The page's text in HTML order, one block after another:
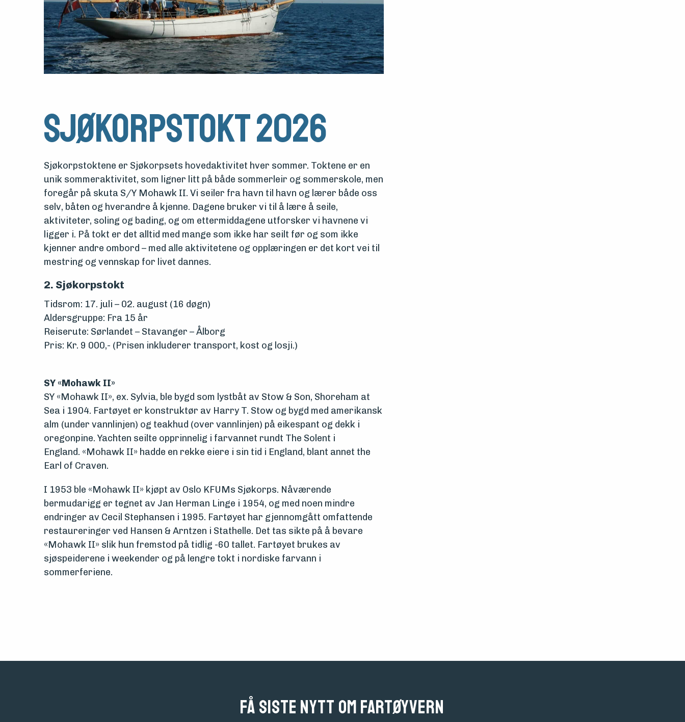
Sjøkorpstokt 2026
Sjøkorpstoktene er Sjøkorpsets hovedaktivitet hver sommer. Toktene er en
unik sommeraktivitet, som ligner litt på både sommerleir og sommerskole, men
foregår på skuta S/Y Mohawk II. Vi seiler fra havn til havn og lærer både oss
selv, båten og hverandre å kjenne. Dagene bruker vi til å lære å seile,
aktiviteter, soling og bading, og om ettermiddagene utforsker vi havnene vi
ligger i. På tokt er det alltid med mange som ikke har seilt før og som ikke
kjenner andre ombord – med alle aktivitetene og opplæringen er det kort vei til
mestring og vennskap for livet dannes.
2. Sjøkorpstokt
Tidsrom: 17. juli – 02. august (16 døgn)
Aldersgruppe: Fra 15 år
Reiserute: Sørlandet – Stavanger – Ålborg
Pris: Kr. 9 000,- (Prisen inkluderer transport, kost og losji.)
SY «Mohawk II»
SY «Mohawk II», ex. Sylvia, ble bygd som lystbåt av Stow & Son, Shoreham at
Sea i 1904. Fartøyet er konstruktør av Harry T. Stow og bygd med amerikansk
alm (under vannlinjen) og teakhud (over vannlinjen) på eikespant og dekk i
oregonpine. Yachten seilte opprinnelig i farvannet rundt The Solent i
England. «Mohawk II» hadde en rekke eiere i sin tid i England, blant annet the
Earl of Craven.
I 1953 ble «Mohawk II» kjøpt av Oslo KFUMs Sjøkorps. Nåværende
bermudarigg er tegnet av Jan Herman Linge i 1954, og med noen mindre
endringer av Cecil Stephansen i 1995. Fartøyet har gjennomgått omfattende
restaureringer ved Hansen & Arntzen i Stathelle. Det tas sikte på å bevare
«Mohawk II» slik hun fremstod på tidlig -60 tallet. Fartøyet brukes av
sjøspeiderene i weekender og på lengre tokt i nordiske farvann i
sommerferiene.
Få siste nytt om fartøyvern